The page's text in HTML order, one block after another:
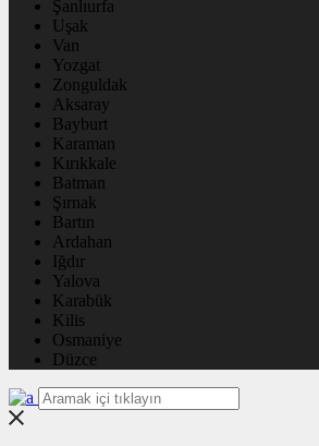
Şanlıurfa
Uşak
Van
Yozgat
Zonguldak
Aksaray
Bayburt
Karaman
Kırıkkale
Batman
Şırnak
Bartın
Ardahan
Iğdır
Yalova
Karabük
Kilis
Osmaniye
Düzce